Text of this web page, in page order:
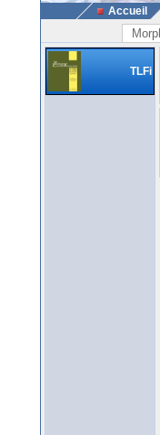
Accueil
TLFi